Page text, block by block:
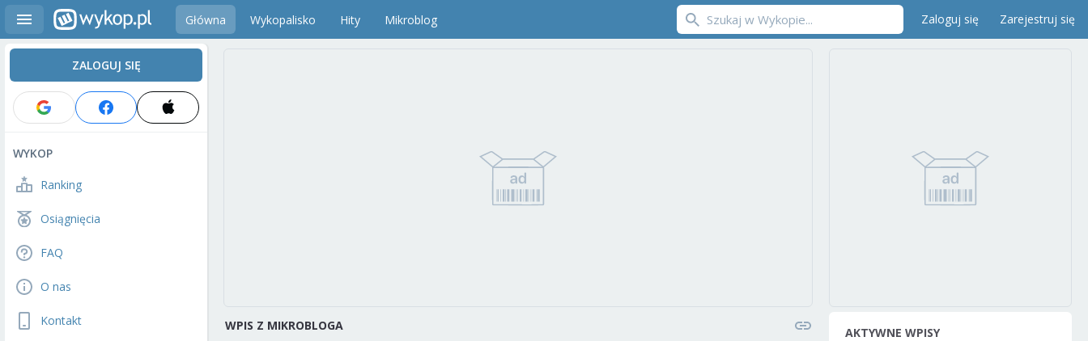
Główna Wykopalisko Hity Mikroblog Zaloguj się Zarejestruj się
ZALOGUJ SIĘ
WYKOP
Ranking
Osiągnięcia
FAQ
O nas
Kontakt WPIS Z MIKROBLOGA AKTYWNE WPISY